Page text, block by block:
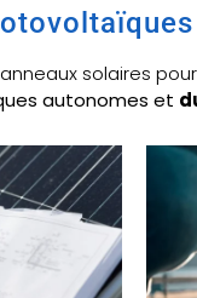
solaires
autonomes et